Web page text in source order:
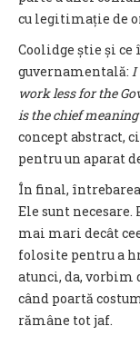
cu legitimație de
Coolidge știe și
guvernamentală: I
work less for the
is the chief
concept abstract,
pentru un aparat
În final, întrebarea
Ele sunt
mai mari decât
folosite pentru a
atunci, da, vorbim
când poartă
rămâne tot jaf.